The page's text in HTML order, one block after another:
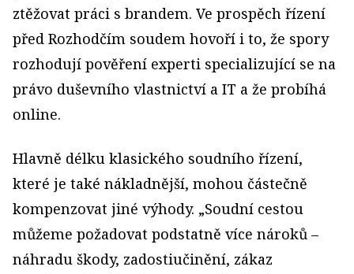
ztěžovat práci s brandem. Ve prospěch řízení
před Rozhodčím soudem hovoří i to, že spory
rozhodují pověření experti specializující se na
právo duševního vlastnictví a IT a že probíhá
online.
Hlavně délku klasického soudního řízení,
které je také nákladnější, mohou částečně
kompenzovat jiné výhody. „Soudní cestou
můžeme požadovat podstatně více nároků –
náhradu škody, zadostiučinění, zákaz